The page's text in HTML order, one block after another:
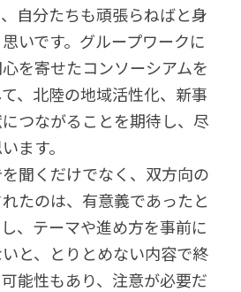
自分たちも頑張らねばと身
いです。グループワークに
を寄せたコンソーシアムを
、北陸の地域活性化、新事
つながることを期待し、尽
ます。
聞くだけでなく、双方向の
たのは、有意義であったと
、テーマや進め方を事前に
と、とりとめない内容で終
能性もあり、注意が必要だ